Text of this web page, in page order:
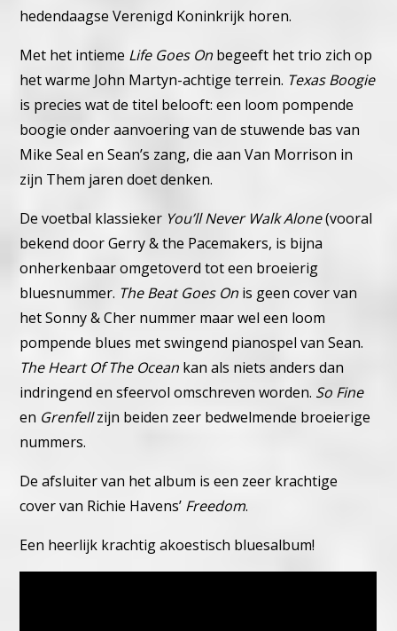
hedendaagse Verenigd Koninkrijk horen.
Met het intieme Life Goes On begeeft het trio zich op
het warme John Martyn-achtige terrein. Texas Boogie
is precies wat de titel belooft: een loom pompende
boogie onder aanvoering van de stuwende bas van
Mike Seal en Sean’s zang, die aan Van Morrison in
zijn Them jaren doet denken.
De voetbal klassieker You’ll Never Walk Alone(vooral
bekend door Gerry & the Pacemakers, is bijna
onherkenbaar omgetoverd tot een broeierig
bluesnummer. The Beat Goes On is geen cover van
het Sonny & Cher nummer maar wel een loom
pompende blues met swingend pianospel van Sean.
The Heart Of The Ocean kan als niets anders dan
indringend en sfeervol omschreven worden. So Fine
en Grenfellzijn beiden zeer bedwelmende broeierige
nummers.
De afsluiter van het album is een zeer krachtige
cover van Richie Havens’ Freedom.
Een heerlijk krachtig akoestisch bluesalbum!